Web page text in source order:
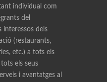
individual com
del
interessos dels
(restaurants,
etc.) a tots els
els seus
i avantatges al